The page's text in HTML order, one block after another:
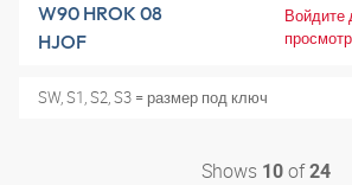
W90 HROK 08
HJOF
Войдите
SW, S1, S2, S3 = размер под ключ
Shows 10of24